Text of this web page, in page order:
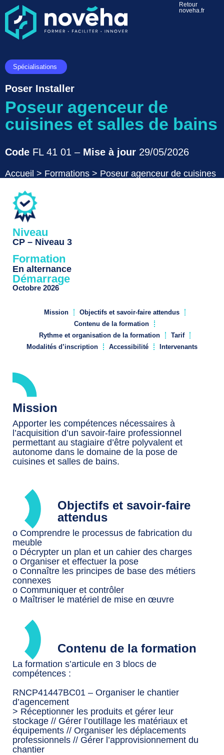
Retour
noveha.fr
Spécialisations
Poser Installer
Poseur agenceur de
cuisines et salles de bains
Code FL 41 01 – Mise à jour 29/05/2026
Accueil > Formations > Poseur agenceur de cuisines
Niveau
CP – Niveau 3
Formation
En alternance
Démarrage
Octobre 2026
Mission
Objectifs et savoir-faire attendus
Contenu de la formation
Rythme et organisation de la formation
Tarif
Modalités d’inscription
Accessibilité Intervenants
Mission
Apporter les compétences nécessaires à
l’acquisition d’un savoir-faire professionnel
permettant au stagiaire d’être polyvalent et
autonome dans le domaine de la pose de
cuisines et salles de bains.
Objectifs et savoir-faire
attendus
o Comprendre le processus de fabrication du
meuble
o Décrypter un plan et un cahier des charges
o Organiser et effectuer la pose
o Connaître les principes de base des métiers
connexes
o Communiquer et contrôler
o Maîtriser le matériel de mise en œuvre
Contenu de la formation
La formation s’articule en 3 blocs de
compétences :
RNCP41447BC01 – Organiser le chantier
d’agencement
> Réceptionner les produits et gérer leur
stockage // Gérer l’outillage les matériaux et
équipements // Organiser les déplacements
professionnels // Gérer l’approvisionnement du
chantier